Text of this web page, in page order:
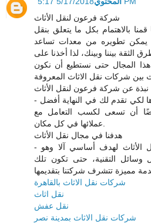
شركة فرعون لنقل الأثاث
بالاهتمام بكل ما يتعلق بنقل
يمكن تطويره من معدات تساعد
بيننا وبينك، لذا أخذنا على
هذا المجال حتى نستطيع أن نكون
نبذة عن شركة فرعون لنقل الأثاث
- نحن شركة عاملة بقصارى جهدها لكي تقدم لك في النهاية أفضل
أن تسعى لكسب التعامل مع
هدفنا في مجال نقل الأثاث
- نسعى نحن شركة فرعون لنقل الأثاث لهدف أساسي آلا وهو
وسائل التقنية، حتى تكون تلك
شركات نقل الاثاث بالقاهرة
نقل اثاث
نقل عفش
شركات نقل الاثاث بمدينة نصر